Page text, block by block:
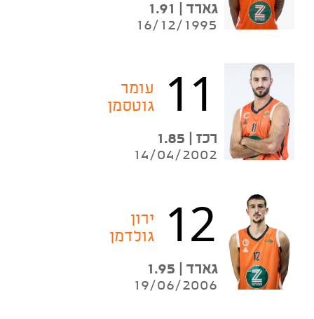
גארד | 1.91
16/12/1995
11
עומר
גוטסמן
רכז | 1.85
14/04/2002
12
ירון
גולדמן
גארד | 1.95
19/06/2006